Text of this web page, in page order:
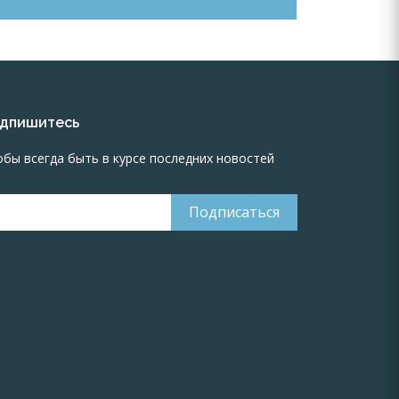
всегда быть в курсе последних новостей